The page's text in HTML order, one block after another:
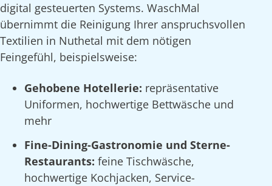
digital gesteuerten Systems. WaschMal
übernimmt die Reinigung Ihrer anspruchsvollen
Textilien in Nuthetal mit dem nötigen
Feingefühl, beispielsweise:
Gehobene Hotellerie: repräsentative
Uniformen, hochwertige Bettwäsche und
mehr
Fine-Dining-Gastronomie und Sterne-
Restaurants: feine Tischwäsche,
hochwertige Kochjacken, Service-